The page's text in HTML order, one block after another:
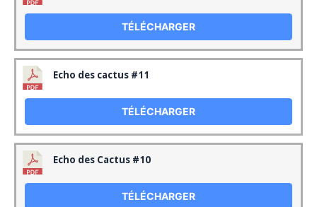
TÉLÉCHARGER
Echo des cactus #11
TÉLÉCHARGER
Echo des Cactus #10
TÉLÉCHARGER